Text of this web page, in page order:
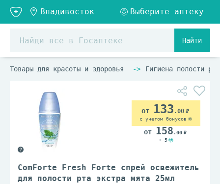
Найти
Товары для красоты и здоровья Гигиена полости рта
ComForte Fresh Forte спрей освежитель
для полости рта экстра мята 25мл
133 .00
с учетом бонусов
158 .00
+ 5